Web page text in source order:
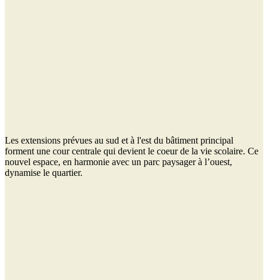
Les extensions prévues au sud et à l'est du bâtiment principal
forment une cour centrale qui devient le coeur de la vie scolaire. Ce
nouvel espace, en harmonie avec un parc paysager à l’ouest,
dynamise le quartier.